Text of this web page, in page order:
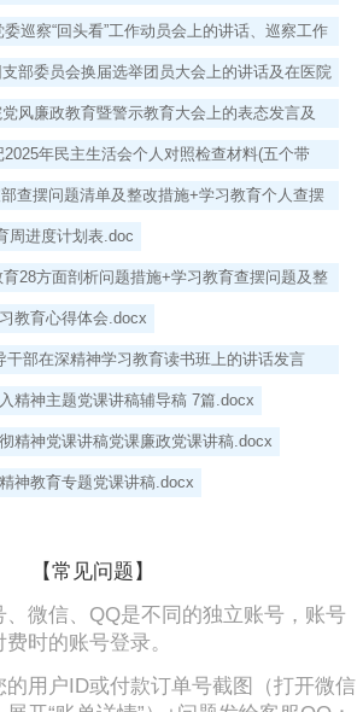
态工作责任制落实情况总结报告.docx
巡察“回头看”工作动员会上的讲话、巡察工作
委巡察动员部署会上的讲话.docx
部委员会换届选举团员大会上的讲话及在医院
党风廉政建设专题会议上的讲话.docx
风廉政教育暨警示教育大会上的表态发言及
党风廉政建设工作总结.docx
年民主生活会个人对照检查材料(五个带
头).docx
查摆问题清单及整改措施+学习教育个人查摆
问题清单.docx
周进度计划表.doc
28方面剖析问题措施+学习教育查摆问题及整
改措施.docx
教育心得体会.docx
干部在深精神学习教育读书班上的讲话发言
稿.docx
精神主题党课讲稿辅导稿 7篇.docx
精神党课讲稿党课廉政党课讲稿.docx
神教育专题党课讲稿.docx
【常见问题】
、微信、QQ是不同的独立账号，账号
时的账号登录。
的用户ID或付款订单号截图（打开微信